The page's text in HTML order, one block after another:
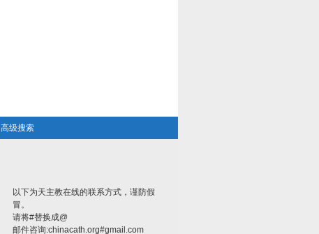
高级搜索
以下为天主教在线的联系方式，谨防假
冒。
请将#替换成@
邮件咨询:chinacath.org#gmail.com